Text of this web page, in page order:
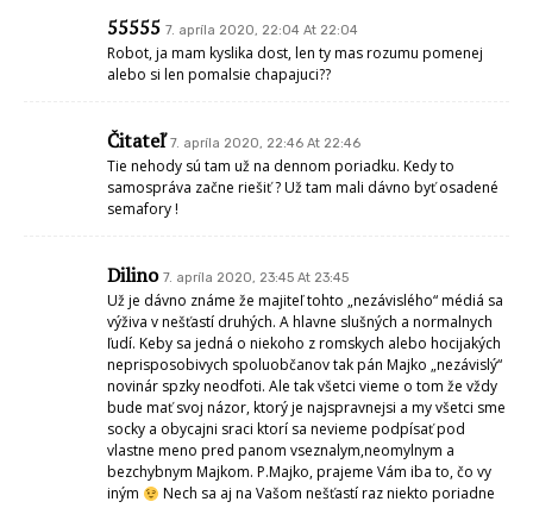
55555 7. apríla 2020, 22:04 At 22:04
Robot, ja mam kyslika dost, len ty mas rozumu pomenej
alebo si len pomalsie chapajuci??
Čitateľ 7. apríla 2020, 22:46 At 22:46
Tie nehody sú tam už na dennom poriadku. Kedy to
samospráva začne riešiť ? Už tam mali dávno byť osadené
semafory !
Dilino 7. apríla 2020, 23:45 At 23:45
Už je dávno známe že majiteľ tohto „nezávislého“ médiá sa
výživa v nešťastí druhých. A hlavne slušných a normalnych
ľudí. Keby sa jedná o niekoho z romskych alebo hocijakých
neprisposobivych spoluobčanov tak pán Majko „nezávislý“
novinár spzky neodfoti. Ale tak všetci vieme o tom že vždy
bude mať svoj názor, ktorý je najspravnejsi a my všetci sme
socky a obycajni sraci ktorí sa nevieme podpísať pod
vlastne meno pred panom vseznalym,neomylnym a
bezchybnym Majkom. P.Majko, prajeme Vám iba to, čo vy
iným
Nech sa aj na Vašom nešťastí raz niekto poriadne